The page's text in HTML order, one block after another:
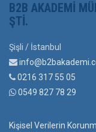
B2B AKADEMI
ŞTI.
Şişli / İstanbul
0216 317 55 05
0549 827 78 29
Kişisel Verilerin